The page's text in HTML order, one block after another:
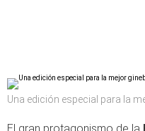
Una edición especial para la